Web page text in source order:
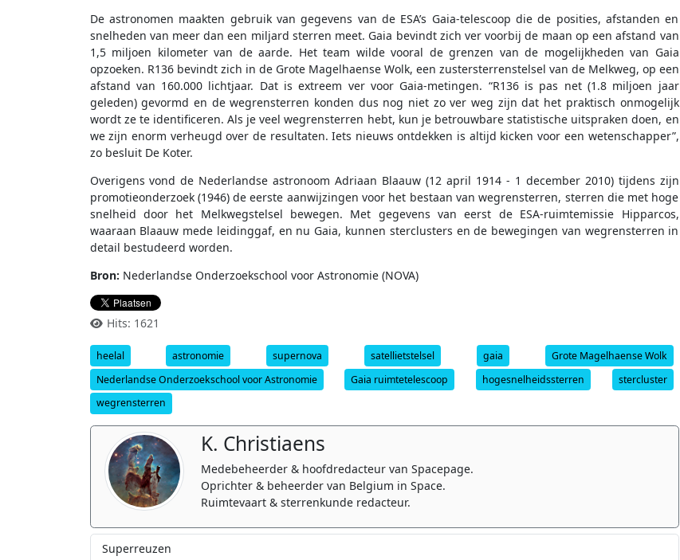
De astronomen maakten gebruik van gegevens van de ESA’s Gaia-telescoop die de posities, afstanden en
snelheden van meer dan een miljard sterren meet. Gaia bevindt zich ver voorbij de maan op een afstand van
1,5 miljoen kilometer van de aarde. Het team wilde vooral de grenzen van de mogelijkheden van Gaia
opzoeken. R136 bevindt zich in de Grote Magelhaense Wolk, een zustersterrenstelsel van de Melkweg, op een
afstand van 160.000 lichtjaar. Dat is extreem ver voor Gaia-metingen. “R136 is pas net (1.8 miljoen jaar
geleden) gevormd en de wegrensterren konden dus nog niet zo ver weg zijn dat het praktisch onmogelijk
wordt ze te identificeren. Als je veel wegrensterren hebt, kun je betrouwbare statistische uitspraken doen, en
we zijn enorm verheugd over de resultaten. Iets nieuws ontdekken is altijd kicken voor een wetenschapper”,
zo besluit De Koter.
Overigens vond de Nederlandse astronoom Adriaan Blaauw (12 april 1914 - 1 december 2010) tijdens zijn
promotieonderzoek (1946) de eerste aanwijzingen voor het bestaan van wegrensterren, sterren die met hoge
snelheid door het Melkwegstelsel bewegen. Met gegevens van eerst de ESA-ruimtemissie Hipparcos,
waaraan Blaauw mede leidinggaf, en nu Gaia, kunnen sterclusters en de bewegingen van wegrensterren in
detail bestudeerd worden.
Bron: Nederlandse Onderzoekschool voor Astronomie (NOVA)
Hits: 1621
heelal astronomie supernova satellietstelsel gaia
Grote Magelhaense Wolk
Nederlandse Onderzoekschool voor Astronomie
Gaia ruimtetelescoop hogesnelheidssterren
stercluster
wegrensterren
K. Christiaens
Medebeheerder & hoofdredacteur van Spacepage.
Oprichter & beheerder van Belgium in Space.
Ruimtevaart & sterrenkunde redacteur.
Superreuzen